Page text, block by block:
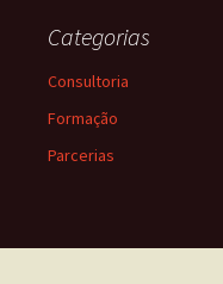
Categorias
Consultoria
Formação
Parcerias